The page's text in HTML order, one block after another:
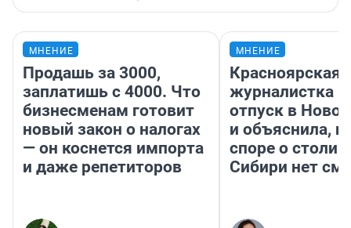
МНЕНИЕ
Продашь за 3000,
заплатишь с 4000. Что
бизнесменам готовит
новый закон о налогах
— он коснется импорта
и даже репетиторов
МНЕНИЕ
Красноярская
журналистка
отпуск в
и объяснила,
споре о
Сибири нет